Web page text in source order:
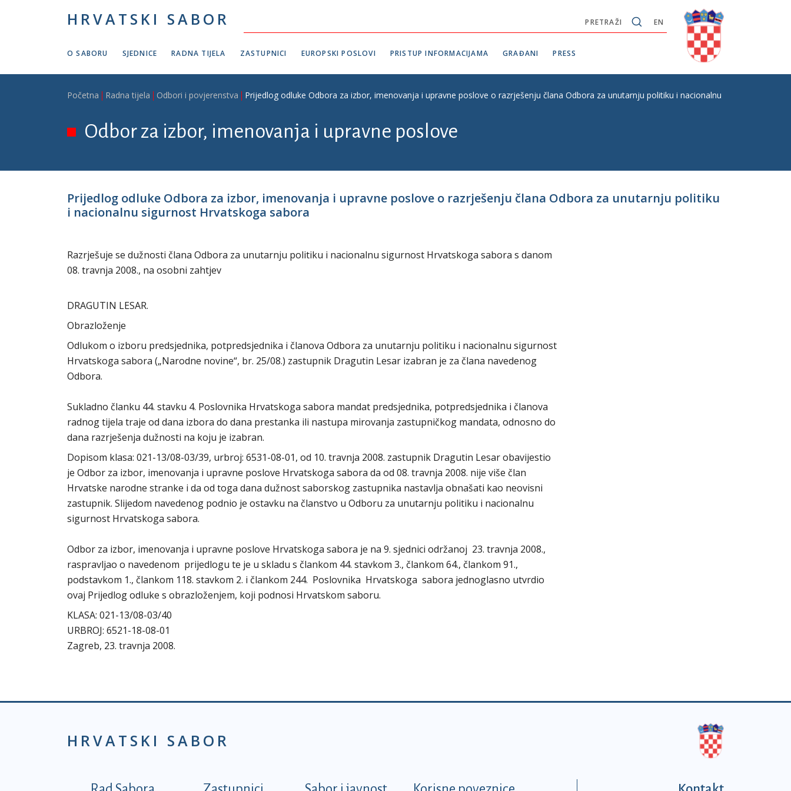
HRVATSKI SABOR EN
PRETRAŽI
O SABORU SJEDNICE RADNA TIJELA ZASTUPNICI EUROPSKI POSLOVI PRISTUP INFORMACIJAMA GRAĐANI PRESS
Breadcrumb
Početna Radna tijela Odbori i povjerenstva Prijedlog odluke Odbora za izbor, imenovanja i upravne poslove o razrješenju člana Odbora za unutarnju politiku i nacionalnu sigurnost
Odbor za izbor, imenovanja i upravne poslove
Prijedlog odluke Odbora za izbor, imenovanja i upravne poslove o razrješenju člana Odbora za unutarnju politiku
i nacionalnu sigurnost Hrvatskoga sabora
Razrješuje se dužnosti člana Odbora za unutarnju politiku i nacionalnu sigurnost Hrvatskoga sabora s danom
08. travnja 2008., na osobni zahtjev
DRAGUTIN LESAR.
Obrazloženje
Odlukom o izboru predsjednika, potpredsjednika i članova Odbora za unutarnju politiku i nacionalnu sigurnost
Hrvatskoga sabora („Narodne novine“, br. 25/08.) zastupnik Dragutin Lesar izabran je za člana navedenog
Odbora.
Sukladno članku 44. stavku 4. Poslovnika Hrvatskoga sabora mandat predsjednika, potpredsjednika i članova
radnog tijela traje od dana izbora do dana prestanka ili nastupa mirovanja zastupničkog mandata, odnosno do
dana razrješenja dužnosti na koju je izabran.
Dopisom klasa: 021-13/08-03/39, urbroj: 6531-08-01, od 10. travnja 2008. zastupnik Dragutin Lesar obavijestio
je Odbor za izbor, imenovanja i upravne poslove Hrvatskoga sabora da od 08. travnja 2008. nije više član
Hrvatske narodne stranke i da od toga dana dužnost saborskog zastupnika nastavlja obnašati kao neovisni
zastupnik. Slijedom navedenog podnio je ostavku na članstvo u Odboru za unutarnju politiku i nacionalnu
sigurnost Hrvatskoga sabora.
Odbor za izbor, imenovanja i upravne poslove Hrvatskoga sabora je na 9. sjednici održanoj 23. travnja 2008.,
raspravljao o navedenom prijedlogu te je u skladu s člankom 44. stavkom 3., člankom 64., člankom 91.,
podstavkom 1., člankom 118. stavkom 2. i člankom 244. Poslovnika Hrvatskoga sabora jednoglasno utvrdio
ovaj Prijedlog odluke s obrazloženjem, koji podnosi Hrvatskom saboru.
KLASA: 021-13/08-03/40
URBROJ: 6521-18-08-01
Zagreb, 23. travnja 2008.
HRVATSKI SABOR